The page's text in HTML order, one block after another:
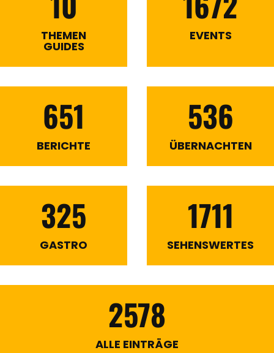
THEMEN
GUIDES
EVENTS
651
BERICHTE
536
ÜBERNACHTEN
325
GASTRO
1711
SEHENSWERTES
2578
ALLE EINTRÄGE